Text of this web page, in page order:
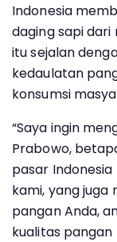
Indonesia
daging sapi
itu sejalan
kedaulatan
konsumsi
“Saya ingin
Prabowo,
pasar
kami, yang
pangan Anda,
kualitas pangan